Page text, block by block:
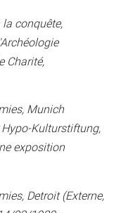
la conquête,
Charité,
Munich
Kulturstiftung,
exposition
Detroit (Externe,